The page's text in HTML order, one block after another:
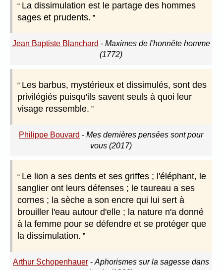
La dissimulation est le partage des hommes
sages et prudents.
Jean Baptiste Blanchard - Maximes de l'honnête homme
(1772)
Les barbus, mystérieux et dissimulés, sont des
privilégiés puisqu'ils savent seuls à quoi leur
visage ressemble.
Philippe Bouvard - Mes dernières pensées sont pour
vous (2017)
Le lion a ses dents et ses griffes ; l'éléphant, le
sanglier ont leurs défenses ; le taureau a ses
cornes ; la sèche a son encre qui lui sert à
brouiller l'eau autour d'elle ; la nature n'a donné
à la femme pour se défendre et se protéger que
la dissimulation.
Arthur Schopenhauer - Aphorismes sur la sagesse dans